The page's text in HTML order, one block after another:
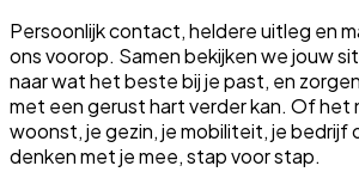
Persoonlijk contact, heldere uitleg en
ons voorop. Samen bekijken we jouw
naar wat het beste bij je past, en
met een gerust hart verder kan. Of het
woonst, je gezin, je mobiliteit, je bedrijf
denken met je mee, stap voor stap.